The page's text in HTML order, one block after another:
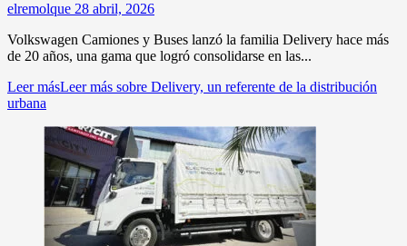
elremolque 28 abril, 2026
Volkswagen Camiones y Buses lanzó la familia Delivery hace más
de 20 años, una gama que logró consolidarse en las...
Leer másLeer más sobre Delivery, un referente de la distribución
urbana